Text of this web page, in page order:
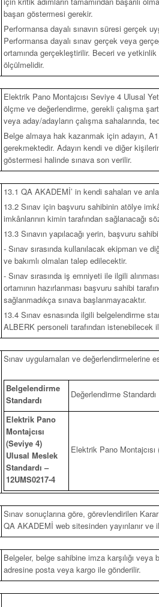
başarı göstermesi gerekir.
Performansa dayalı sınavın süresi gerçek
Performansa dayalı sınav gerçek veya
ortamında gerçekleştirilir. Beceri ve
ölçülmelidir.
Elektrik Pano Montajcısı Seviye 4 Ulusal
ölçme ve değerlendirme, gerekli çalışma
veya aday/adayların çalışma sahalarında,
Belge almaya hak kazanmak için adayın,
gerekmektedir. Adayın kendi ve diğer
göstermesi halinde sınava son verilir.
13.1 QA AKADEMİ’ in kendi sahaları ve
13.2 Sınav için başvuru sahibinin atölye
imkânlarının kimin tarafından sağlanacağı
13.3 Sınavın yapılacağı yerin, başvuru
- Sınav sırasında kullanılacak ekipman ve
ve bakımlı olmaları talep edilecektir.
- Sınav sırasında iş emniyeti ile ilgili
ortamının hazırlanması başvuru sahibi
sağlanmadıkça sınava başlanmayacaktır.
13.4 Sınav esnasında ilgili belgelendirme
ALBERK personeli tarafından istenebilecek
Sınav uygulamaları ve değerlendirmelerine
Belgelendirme
Standardı
Değerlendirme Standardı
Elektrik Pano
Montajcısı
(Seviye 4)
Ulusal Meslek
Standardı –
12UMS0217-4
Elektrik Pano
Sınav sonuçlarına göre, görevlendirilen
QA AKADEMİ web sitesinden yayınlanır ve
Belgeler, belge sahibine imza karşılığı
adresine posta veya kargo ile gönderilir.